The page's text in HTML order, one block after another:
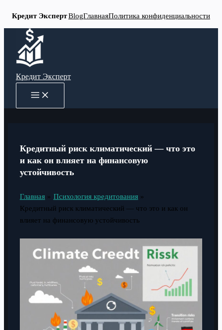
Кредит ЭкспертBlogГлавнаяПолитика конфиденциальности
Перейти
содержимому
Кредит Эксперт
MAIN
MENU
Кредитный риск климатический — что это
и как он влияет на финансовую
устойчивость
Главная
Психология кредитования
Кредитный риск климатический — что это и как он
влияет на финансовую устойчивость